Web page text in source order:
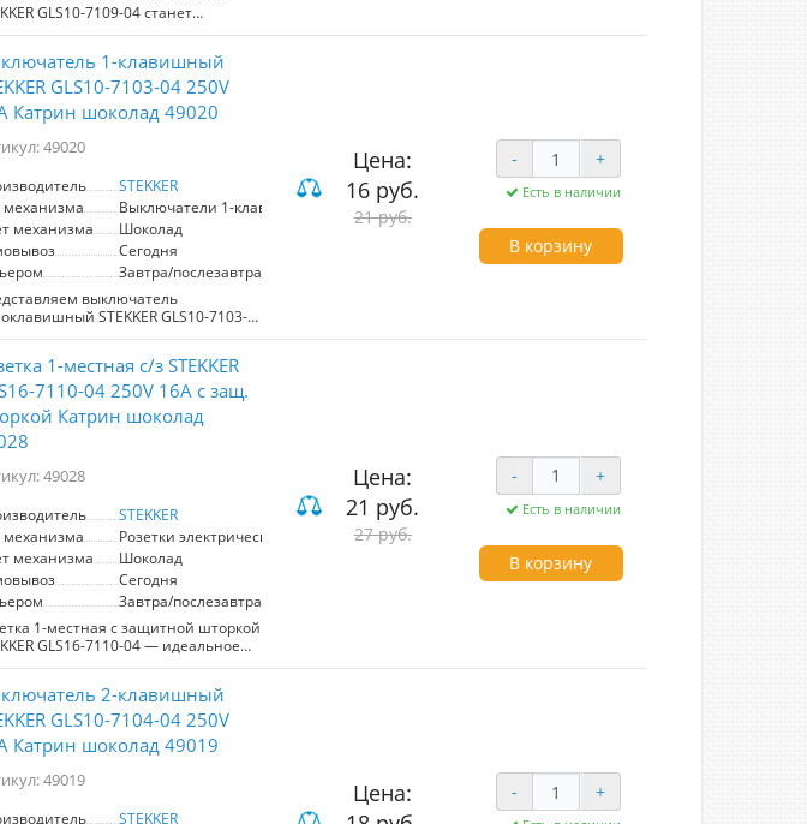
GLS10-7109-04 станет
решением для вашего
и латунных
она обеспечивает
и долговечность.
цвет придаёт устройству
и современный вид,
вписываясь в различные
55*55*35 мм позволяют её
установить даже в
пространстве. С
напряжением 250В и
10А, она подходит для
бытовых приборов.
диапазон температур от 0 до
и степень защиты IP20
безопасное
в помещении. Защита
предотвращает случайные
что особенно
в домах с детьми. Надежный
для вашего дома от
STEKKER!
1-клавишный
GLS10-7103-04 250V
Катрин шоколад 49020
49020
STEKKER
механизма
Выключатели 1-клавишные
механизма
Шоколад
Сегодня
Завтра/послезавтра
выключатель
STEKKER GLS10-7103-
серии Катрин, артикул 49020.
идеально подходит для
установки, благодаря своим
размерам 55x55x35 мм.
в элегантном
цвете, он станет
Изготовленный из
элементами, выключатель
надежность и
в эксплуатации.
напряжение составляет
а ток — 10 А, что делает его
для большинства бытовых
Класс защиты IP20 гарантирует
в сухих помещениях.
STEKKER — это идеальное
дома.
Цена:
16 руб.
21 руб.
- +
Есть в наличии
В корзину
1-местная с/з STEKKER
7110-04 250V 16А с защ.
Катрин шоколад
49028
STEKKER
механизма
Розетки электрические
механизма
Шоколад
Сегодня
Завтра/послезавтра
1-местная с защитной шторкой
GLS16-7110-04 — идеальное
для вашего дома или офиса.
одним гнездом и
что обеспечивает
при эксплуатации.
из качественных
— поликарбоната и латуни
гарантирует долговечность и
Цена:
21 руб.
27 руб.
- +
Есть в наличии
В корзину
2-клавишный
GLS10-7104-04 250V
Катрин шоколад 49019
49019
STEKKER
Цена:
- +